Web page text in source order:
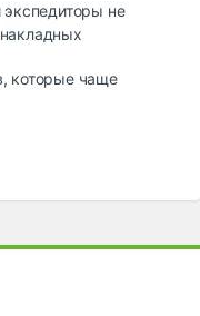
экспедиторы не
которые чаще